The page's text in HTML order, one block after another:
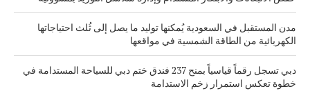
مدن المستقبل في السعودية يُمكنها توليد ما يصل إلى ثُلث احتياجاتها
الكهربائية من الطاقة الشمسية في مواقعها
دبي تسجل رقماً قياسياً بمنح 237 فندق ختم دبي للسياحة المستدامة في
خطوة تعكس استمرار زخم الاستدامة